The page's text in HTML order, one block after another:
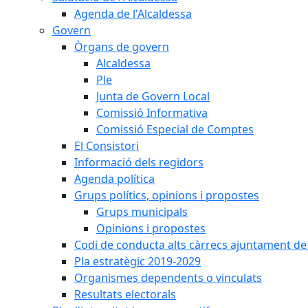
Agenda de l'Alcaldessa
Govern
Òrgans de govern
Alcaldessa
Ple
Junta de Govern Local
Comissió Informativa
Comissió Especial de Comptes
El Consistori
Informació dels regidors
Agenda política
Grups polítics, opinions i propostes
Grups municipals
Opinions i propostes
Codi de conducta alts càrrecs ajuntament
Pla estratègic 2019-2029
Organismes dependents o vinculats
Resultats electorals